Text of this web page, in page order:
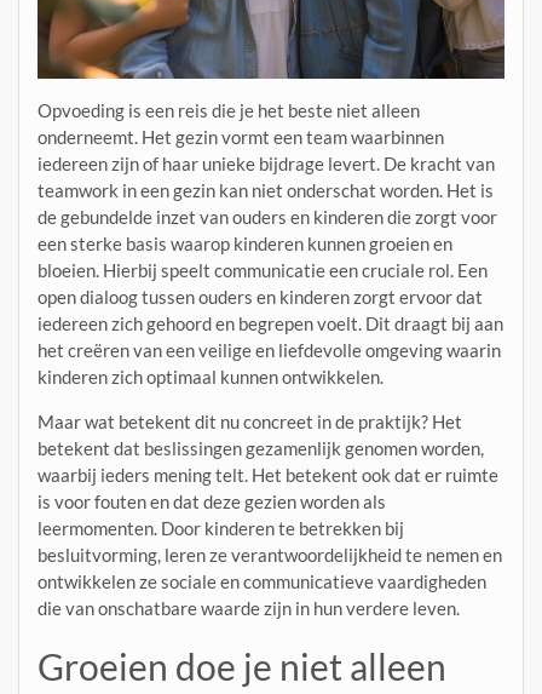
Opvoeding is een reis die je het beste niet alleen
onderneemt. Het gezin vormt een team waarbinnen
iedereen zijn of haar unieke bijdrage levert. De kracht van
teamwork in een gezin kan niet onderschat worden. Het is
de gebundelde inzet van ouders en kinderen die zorgt voor
een sterke basis waarop kinderen kunnen groeien en
bloeien. Hierbij speelt communicatie een cruciale rol. Een
open dialoog tussen ouders en kinderen zorgt ervoor dat
iedereen zich gehoord en begrepen voelt. Dit draagt bij aan
het creëren van een veilige en liefdevolle omgeving waarin
kinderen zich optimaal kunnen ontwikkelen.
Maar wat betekent dit nu concreet in de praktijk? Het
betekent dat beslissingen gezamenlijk genomen worden,
waarbij ieders mening telt. Het betekent ook dat er ruimte
is voor fouten en dat deze gezien worden als
leermomenten. Door kinderen te betrekken bij
besluitvorming, leren ze verantwoordelijkheid te nemen en
ontwikkelen ze sociale en communicatieve vaardigheden
die van onschatbare waarde zijn in hun verdere leven.
Groeien doe je niet alleen